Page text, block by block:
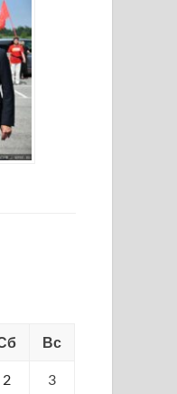
Вс
2 3